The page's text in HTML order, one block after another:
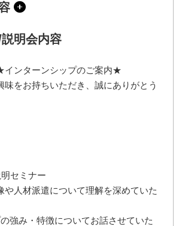
明会内容
ンターンシップのご案内★
味をお持ちいただき、誠にありがとう
セミナー
人材派遣について理解を深めていた
強み・特徴についてお話させていた